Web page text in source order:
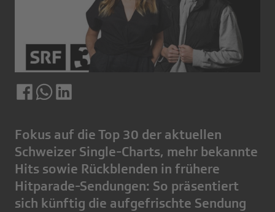
Fokus auf die Top 30 der aktuellen
Schweizer Single-Charts, mehr bekannte
Hits sowie Rückblenden in frühere
Hitparade-Sendungen: So präsentiert
sich künftig die aufgefrischte Sendung